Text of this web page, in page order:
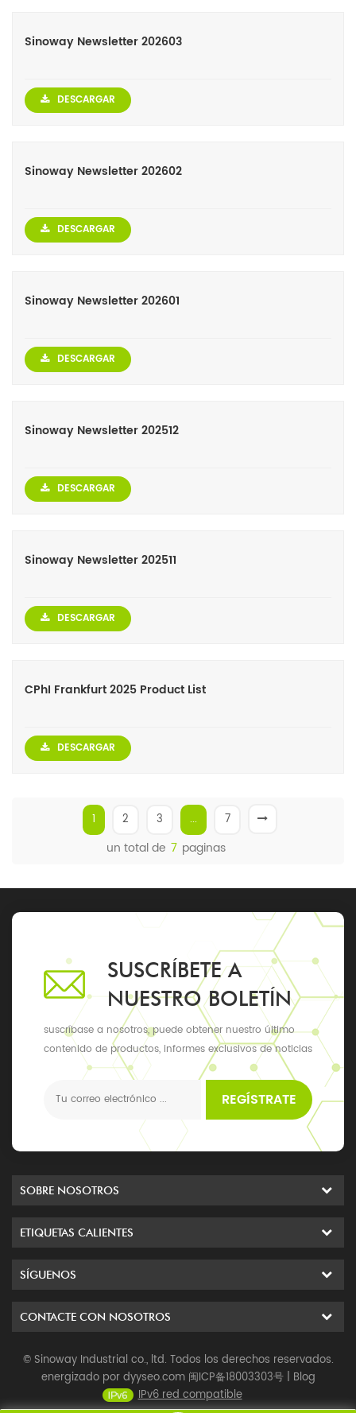
Sinoway Newsletter 202603
DESCARGAR
Sinoway Newsletter 202602
DESCARGAR
Sinoway Newsletter 202601
DESCARGAR
Sinoway Newsletter 202512
DESCARGAR
Sinoway Newsletter 202511
DESCARGAR
CPhI Frankfurt 2025 Product List
DESCARGAR
1 2 3 ... 7
un total de 7 paginas
SUSCRÍBETE A
NUESTRO BOLETÍN
suscríbase a nosotros, puede obtener nuestro último
contenido de productos, informes exclusivos de noticias
y actualizaciones, los últimos eventos locales
REGÍSTRATE
SOBRE NOSOTROS
ETIQUETAS CALIENTES
SÍGUENOS
CONTACTE CON NOSOTROS
© Sinoway Industrial co., ltd. Todos los derechos reservados.
energizado pordyyseo.com 闽ICP备18003303号| Blog
IPv6 red compatible